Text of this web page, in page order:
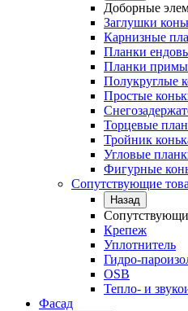
Доборные
Заглушки
Карнизные
Планки
Планки
Полукруглые
Простые
Торцевые
Тройник
Угловые
Фигурные
Сопутствующие
Назад
Крепеж
Уплотнитель
Гидро-
OSB
Тепло- и
Фасад